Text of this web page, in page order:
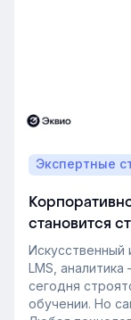
Экспертные
становится
Искусственный
LMS,
сегодня
обучении. Но